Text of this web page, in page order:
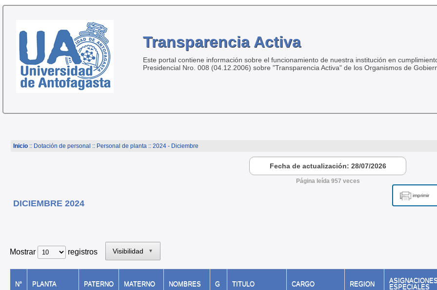
Transparencia Activa
Este portal contiene información sobre el funcionamiento de nuestra institución en
Presidencial Nro. 008 (04.12.2006) sobre "Transparencia Activa" de los Organismos de
Inicio:: Dotación de personal :: Personal de planta:: 2024 - Diciembre
Fecha de actualización: 28/07/2026
Página leída 957 veces
imprimir
DICIEMBRE 2024
Mostrar registros Visibilidad ▼
N° PLANTA PATERNO MATERNO NOMBRES G TITULO CARGO REGION
ESPECIALES